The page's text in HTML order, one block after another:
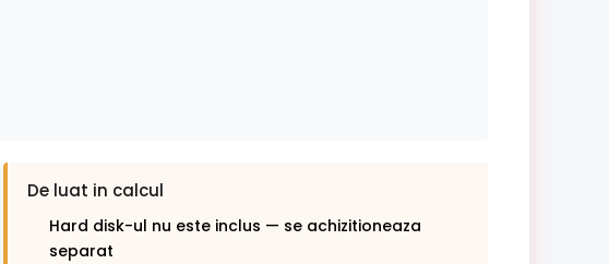
De luat in calcul
Hard disk-ul nu este inclus — se achizitioneaza
separat